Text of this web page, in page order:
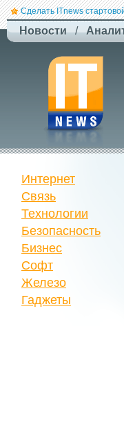
Сделать ITnews
Новости /
ракета
способна
работу
Интернет
Связь
Технологии
Безопасность
Бизнес
Софт
Железо
Гаджеты